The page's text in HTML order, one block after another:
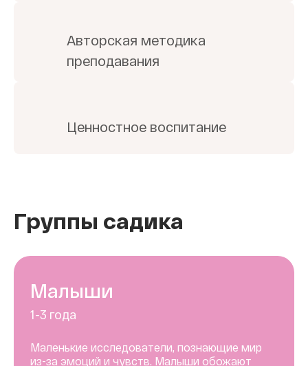
Авторская методика
преподавания
Ценностное воспитание
Группы садика
Малыши
1-3 года
Маленькие исследователи, познающие мир
из-за эмоций и чувств. Малыши обожают